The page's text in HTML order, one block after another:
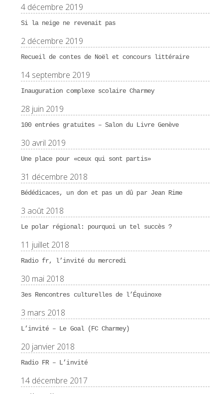
4 décembre 2019
Si la neige ne revenait pas
2 décembre 2019
Recueil de contes de Noël et concours littéraire
14 septembre 2019
Inauguration complexe scolaire Charmey
28 juin 2019
100 entrées gratuites – Salon du Livre Genève
30 avril 2019
Une place pour «ceux qui sont partis»
31 décembre 2018
Bédédicaces, un don et pas un dû par Jean Rime
3 août 2018
Le polar régional: pourquoi un tel succès ?
11 juillet 2018
Radio fr, l’invité du mercredi
30 mai 2018
3es Rencontres culturelles de l’Équinoxe
3 mars 2018
L’invité – Le Goal (FC Charmey)
20 janvier 2018
Radio FR – L’invité
14 décembre 2017